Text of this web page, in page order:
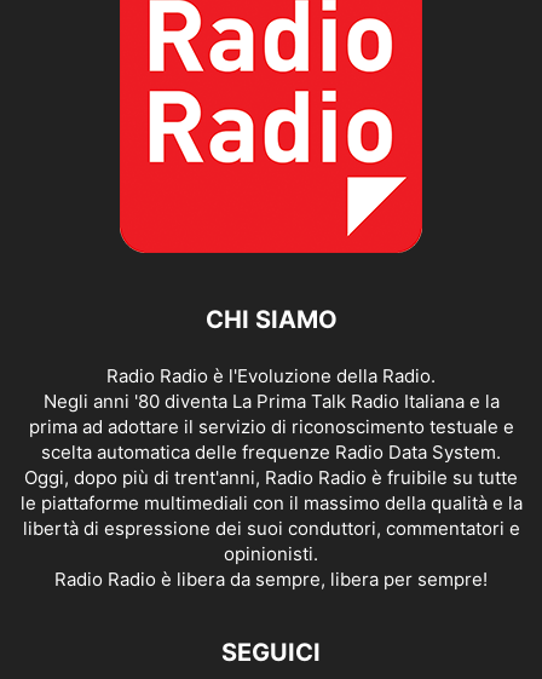
CHI SIAMO
Radio Radio è l'Evoluzione della Radio.
Negli anni '80 diventa La Prima Talk Radio Italiana e la
prima ad adottare il servizio di riconoscimento testuale e
scelta automatica delle frequenze Radio Data System.
Oggi, dopo più di trent'anni, Radio Radio è fruibile su tutte
le piattaforme multimediali con il massimo della qualità e la
libertà di espressione dei suoi conduttori, commentatori e
opinionisti.
Radio Radio è libera da sempre, libera per sempre!
SEGUICI